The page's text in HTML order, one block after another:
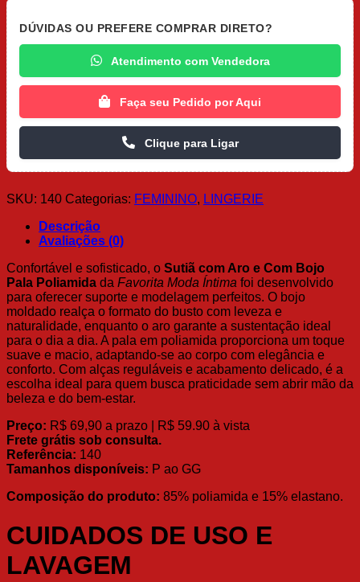
Poliamida
quantidade
DÚVIDAS OU PREFERE COMPRAR DIRETO?
Atendimento com Vendedora
Faça seu Pedido por Aqui
Clique para Ligar
SKU: 140 Categorias: FEMININO, LINGERIE
Descrição
Avaliações (0)
Confortável e sofisticado, o Sutiã com Aro e Com Bojo
Pala Poliamida da Favorita Moda Íntima foi desenvolvido
para oferecer suporte e modelagem perfeitos. O bojo
moldado realça o formato do busto com leveza e
naturalidade, enquanto o aro garante a sustentação ideal
para o dia a dia. A pala em poliamida proporciona um toque
suave e macio, adaptando-se ao corpo com elegância e
conforto. Com alças reguláveis e acabamento delicado, é a
escolha ideal para quem busca praticidade sem abrir mão da
beleza e do bem-estar.
Preço: R$ 69,90 a prazo | R$ 59.90 à vista
Frete grátis sob consulta.
Referência: 140
Tamanhos disponíveis: P ao GG
Composição do produto: 85% poliamida e 15% elastano.
CUIDADOS DE USO E
LAVAGEM